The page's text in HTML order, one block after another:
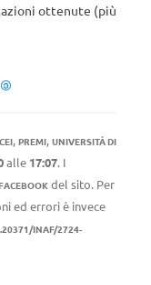
ottenute (più
, PREMI, UNIVERSITÀ DI
alle 17:07. I
del sito. Per
ed errori è invece
INAF/2724-